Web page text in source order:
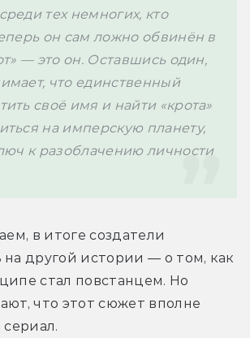
тех немногих, кто
он сам ложно обвинён в
— это он. Оставшись один,
что единственный
своё имя и найти «крота»
на имперскую планету,
к разоблачению личности
в итоге создатели
на другой истории — о том, как
стал повстанцем. Но
что этот сюжет вполне